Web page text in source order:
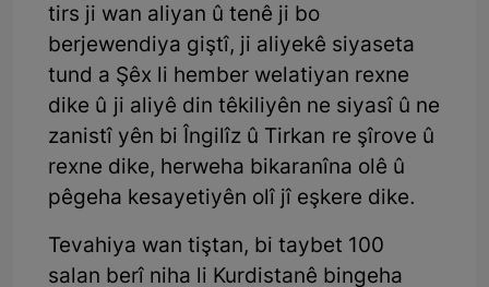
tirs ji wan aliyan û tenê ji bo
berjewendiya giştî, ji aliyekê siyaseta
tund a Şêx li hember welatiyan rexne
dike û ji aliyê din têkiliyên ne siyasî û ne
zanistî yên bi Îngilîz û Tirkan re şîrove û
rexne dike, herweha bikaranîna olê û
pêgeha kesayetiyên olî jî eşkere dike.
Tevahiya wan tiştan, bi taybet 100
salan berî niha li Kurdistanê bingeha